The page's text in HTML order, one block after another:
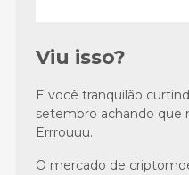
Viu isso?
E você tranquilão
setembro achando que
Errrouuu.
O mercado de